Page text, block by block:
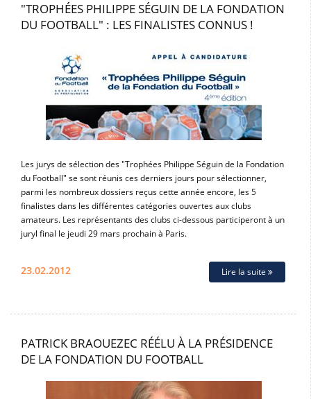
"TROPHÉES PHILIPPE SÉGUIN DE LA FONDATION
DU FOOTBALL" : LES FINALISTES CONNUS !
Les jurys de sélection des "Trophées Philippe Séguin de la Fondation
du Football" se sont réunis ces derniers jours pour sélectionner,
parmi les nombreux dossiers reçus cette année encore, les 5
finalistes dans les différentes catégories ouvertes aux clubs
amateurs. Les représentants des clubs ci-dessous participeront à un
juryl final le jeudi 29 mars prochain à Paris.
23.02.2012 Lire la suite
PATRICK BRAOUEZEC RÉÉLU À LA PRÉSIDENCE
DE LA FONDATION DU FOOTBALL